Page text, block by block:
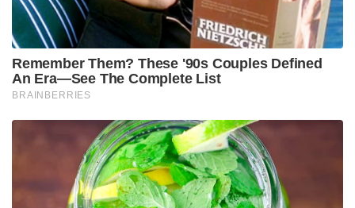
അക്ഷരാർത്ഥത്തിൽ ഒന്ന് ഞെട്ടിപ്പോയി. സച്ചിന്റെ ഈ
‘മാസ്റ്റർ സ്ട്രോക്ക്’ കാരണം പിന്നീട് ഡൊണാൾഡ്
സ്ലെഡ്ജിംഗ് നിർത്തിവെക്കുകയും അമ്പരപ്പോടെ
മടങ്ങിപ്പോവുകയും ചെയ്തു എന്ന് സച്ചിൻ പറയുന്നു.
സച്ചിനും ദൊഡ്ഡ ഗണേഷും തമ്മിലുള്ള ഈ പഴയ
ആരാധകർക്കിടയിൽ ചർച്ചയാകാറുണ്ട്
indian cricket
SACHIN TENDULJAR
ALAMN DONALD